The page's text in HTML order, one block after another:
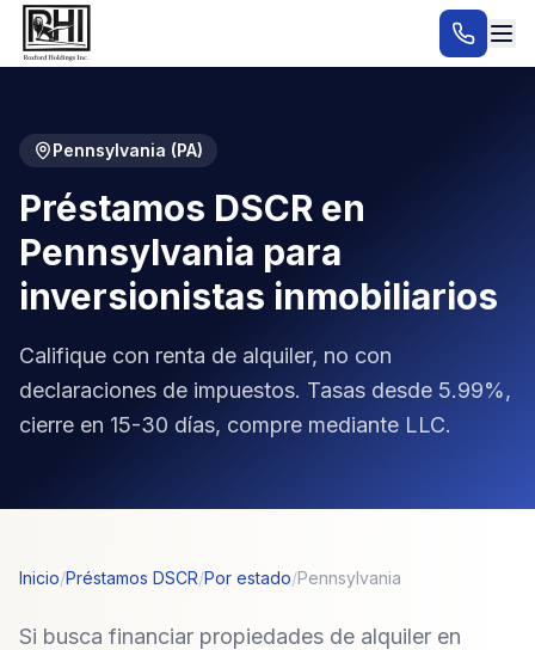
Pennsylvania (PA)
Préstamos DSCR en
Pennsylvania para
inversionistas inmobiliarios
Califique con renta de alquiler, no con
declaraciones de impuestos. Tasas desde 5.99%,
cierre en 15-30 días, compre mediante LLC.
Inicio/Préstamos DSCR/Por estado/Pennsylvania
Si busca financiar propiedades de alquiler en